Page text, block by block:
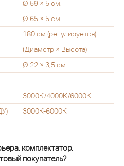
Ø 59 × 5 см.
Ø 65 × 5 см.
180 см (регулируется)
(Диаметр × Высота)
Ø 22 × 3,5 см.
3000К/4000К/6000K
3000К-6000К
комплектатор,
покупатель?